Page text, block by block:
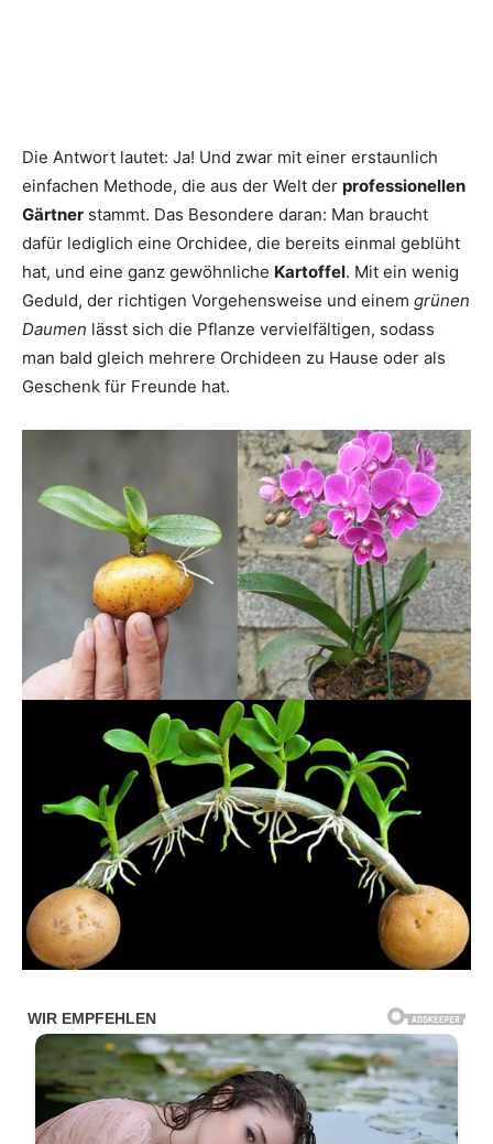
Die Antwort lautet: Ja! Und zwar mit einer erstaunlich
einfachen Methode, die aus der Welt der professionellen
Gärtner stammt. Das Besondere daran: Man braucht
dafür lediglich eine Orchidee, die bereits einmal geblüht
hat, und eine ganz gewöhnliche Kartoffel. Mit ein wenig
Geduld, der richtigen Vorgehensweise und einem grünen
Daumen lässt sich die Pflanze vervielfältigen, sodass
man bald gleich mehrere Orchideen zu Hause oder als
Geschenk für Freunde hat.